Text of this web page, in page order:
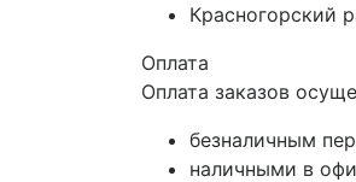
Красногорский
Оплата
Оплата заказов
безналичным
наличными в